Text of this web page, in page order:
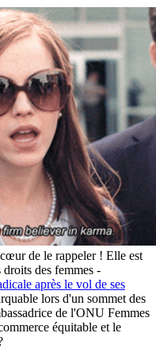
de le rappeler ! Elle est
droits des femmes -
après le vol de ses
lors d'un sommet des
de l'ONU Femmes
équitable et le